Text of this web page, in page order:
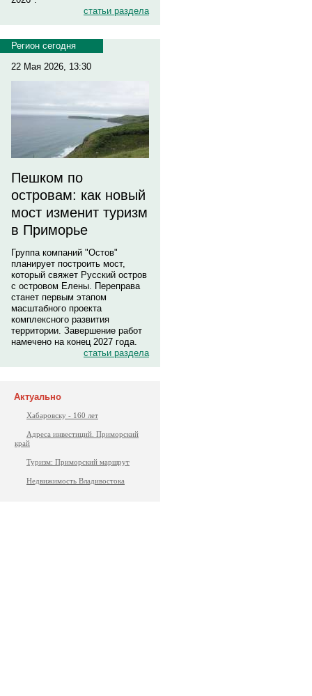
статьи раздела
Регион сегодня
22 Мая 2026, 13:30
Пешком по
островам: как новый
мост изменит туризм
в Приморье
Группа компаний "Остов"
планирует построить мост,
который свяжет Русский остров
с островом Елены. Переправа
станет первым этапом
масштабного проекта
комплексного развития
территории. Завершение работ
намечено на конец 2027 года.
статьи раздела
Актуально
Хабаровску - 160 лет
Адреса инвестиций. Приморский
край
Туризм: Приморский маршрут
Недвижимость Владивостока